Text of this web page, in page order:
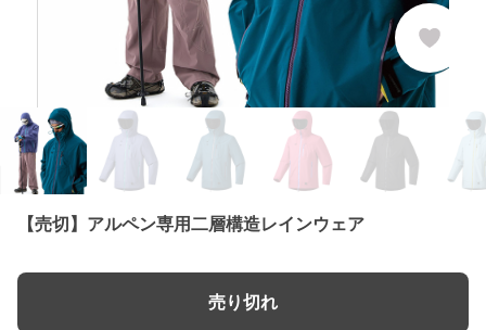
【売切】アルペン専用二層構造レインウェア
売り切れ